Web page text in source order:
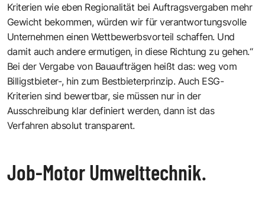
Kriterien wie eben Regionalität bei Auftragsvergaben mehr
Gewicht bekommen, würden wir für verantwortungsvolle
Unternehmen einen Wettbewerbsvorteil schaffen. Und
damit auch andere ermutigen, in diese Richtung zu gehen.“
Bei der Vergabe von Bauaufträgen heißt das: weg vom
Billigstbieter-, hin zum Bestbieterprinzip. Auch ESG-
Kriterien sind bewertbar, sie müssen nur in der
Ausschreibung klar definiert werden, dann ist das
Verfahren absolut transparent.
Job-Motor Umwelttechnik.